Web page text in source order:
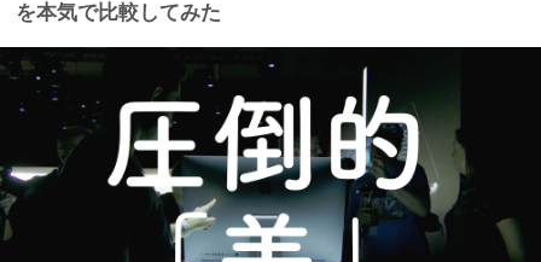
を本気で比較してみた